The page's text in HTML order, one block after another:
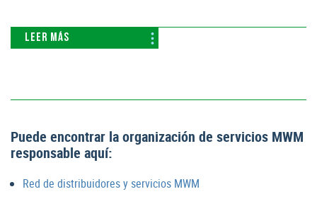
LEER MÁS
Puede encontrar la organización de servicios MWM
responsable aquí:
Red de distribuidores y servicios MWM